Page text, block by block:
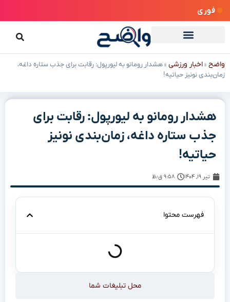
فوری
واضح »اخبار ورزشی »هشدار رومانو به لیورپول: رقابت برای جذب ستاره داغه،
زمان‌بندی نونیز حیاتیه!
هشدار رومانو به لیورپول: رقابت برای
جذب ستاره داغه، زمان‌بندی نونیز
حیاتیه!
تیر ۱۹, ۱۴۰۴ ۹:۵۸ ق٫ظ
فهرست محتوا
محل تبلیغات شما